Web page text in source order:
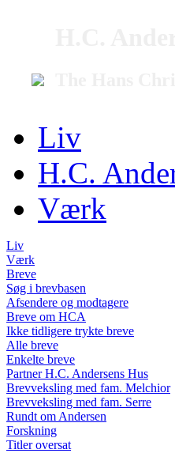
Liv
H.C.
Værk
Liv
Værk
Breve
Søg i brevbasen
Afsendere og modtagere
Breve om HCA
Ikke tidligere trykte breve
Alle breve
Enkelte breve
Partner H.C. Andersens Hus
Brevveksling med fam. Melchior
Brevveksling med fam. Serre
Rundt om Andersen
Forskning
Titler oversat